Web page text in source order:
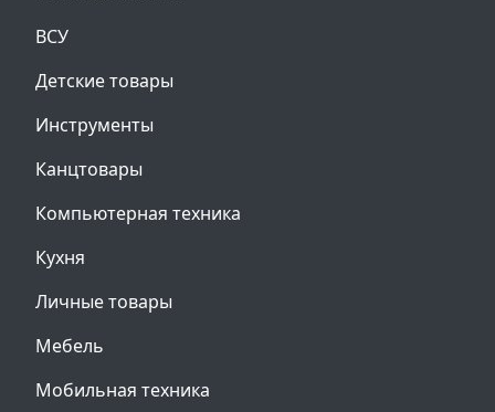
ВСУ
Детские товары
Инструменты
Канцтовары
Компьютерная техника
Кухня
Личные товары
Мебель
Мобильная техника